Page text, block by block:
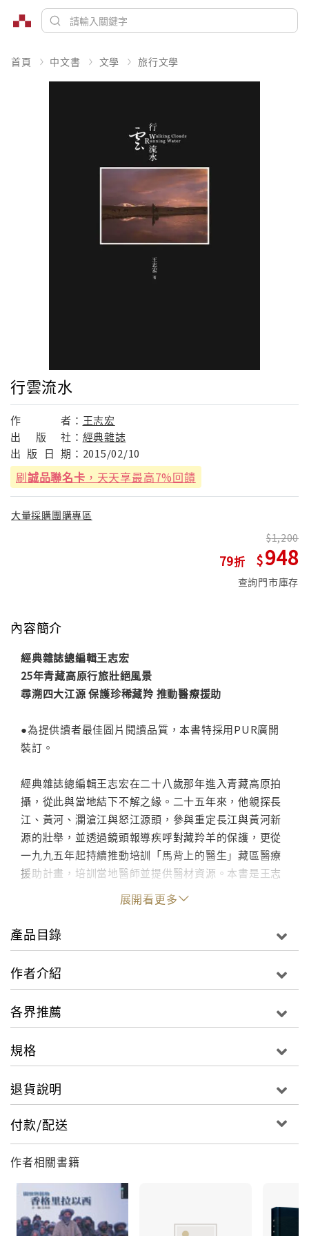
首頁 中文書 文學 旅行文學
行雲流水
作 者： 王志宏
出
版 社： 經典雜誌
出 版 日 期： 2015/02/10
刷誠品聯名卡 ，天天享最高7%回饋
大量採購團購專區
79
1,200
948
查詢門市庫存
內容簡介
經典雜誌總編輯王志宏
25年青藏高原行旅壯絕風景
尋溯四大江源 保護珍稀藏羚 推動醫療援助
●為提供讀者最佳圖片閱讀品質，本書特採用PUR廣開
裝訂。
經典雜誌總編輯王志宏在二十八歲那年進入青藏高原拍
攝，從此與當地結下不解之緣。二十五年來，他親探長
江、黃河、瀾滄江與怒江源頭，參與重定長江與黃河新
源的壯舉，並透過鏡頭報導疾呼對藏羚羊的保護，更從
一九九五年起持續推動培訓「馬背上的醫生」藏區醫療
援助計畫，培訓當地醫師並提供醫材資源。本書是王志
宏近十年青藏高原與中南半島行旅的紀錄，獨特的書寫
精神，以及數百禎不可多得的攝影作品，呈現出深刻的
人道與生態關懷。
展開看更多
產品目錄
作者介紹
各界推薦
規格
退貨說明
付款/配送
作者相關書籍